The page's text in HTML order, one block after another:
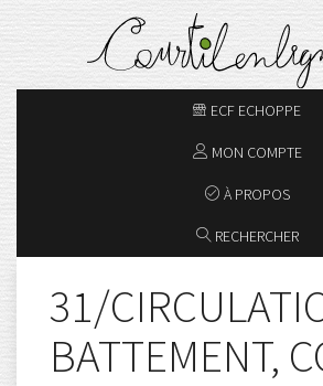
ECF ECHOPPE
MON COMPTE
À PROPOS
RECHERCHER
31/
BATTEMENT,